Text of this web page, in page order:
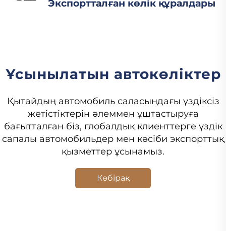
Экспортталған көлік құралдары
Ұсынылатын автокөліктер
Қытайдың автомобиль саласындағы үздіксіз
жетістіктерін әлеммен ұштастыруға
бағытталған біз, глобалдық клиенттерге үздік
сапалы автомобильдер мен кәсіби экспорттық
қызметтер ұсынамыз.
Көбірақ